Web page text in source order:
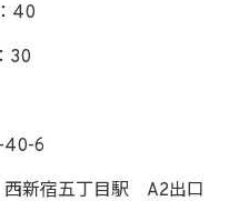
40
30
40-6
西新宿五丁目駅 A2出口